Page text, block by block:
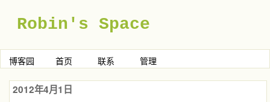
Robin's Space
博客园 首页 联系 管理
2012年4月1日